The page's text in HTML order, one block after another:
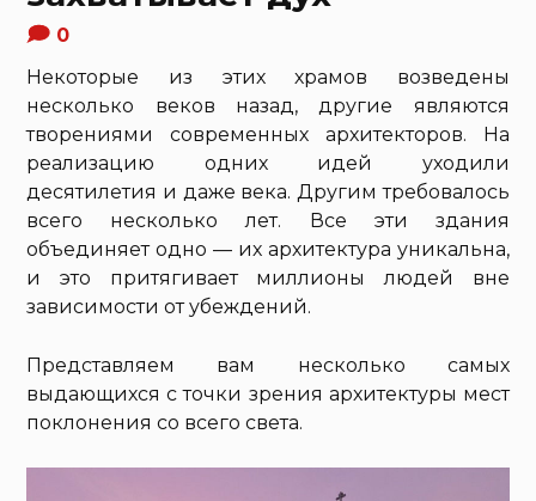
0
Некоторые из этих храмов возведены
несколько веков назад, другие являются
творениями современных архитекторов. На
реализацию одних идей уходили
десятилетия и даже века. Другим требовалось
всего несколько лет. Все эти здания
объединяет одно — их архитектура уникальна,
и это притягивает миллионы людей вне
зависимости от убеждений.
Представляем вам несколько самых
выдающихся с точки зрения архитектуры мест
поклонения со всего света.